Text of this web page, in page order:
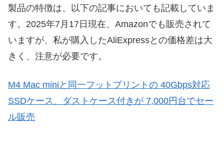
製品の特徴は、以下の記事においても記載していま
す。2025年7月17日現在、Amazonでも販売されて
いますが、私が購入したAliExpressとの価格差は大
きく、注意が必要です。
M4 Mac miniと同一フットプリントの 40Gbps対応
SSDケース、ダストケース付きが 7,000円台でセー
ル販売